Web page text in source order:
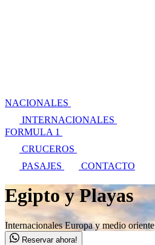
NACIONALES
INTERNACIONALES
FORMULA 1
CRUCEROS
PASAJES
CONTACTO
Egipto y Playas
Internacionales Europa y medio oriente
Reservar ahora!